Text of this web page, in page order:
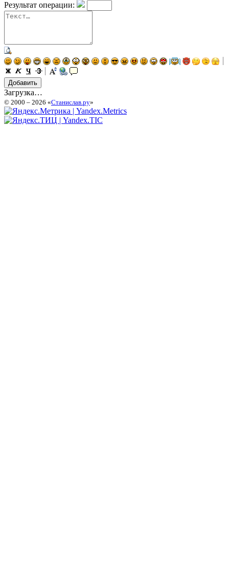
Результат операции:
Загрузка…
© 2000 – 2026 «Станислав.ру»